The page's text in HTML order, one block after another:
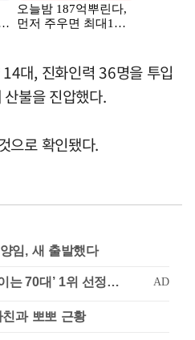
대, 진화인력 36명을 투입
불을 진압했다.
으로 확인됐다.
임, 새 출발했다
과 뽀뽀 근황